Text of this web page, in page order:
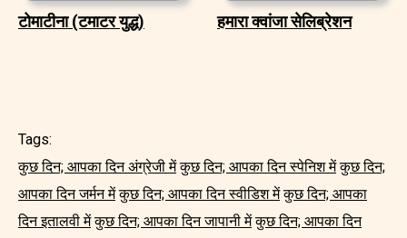
टोमाटीना (टमाटर युद्ध) हमारा क्वांजा सेलिब्रेशन
Tags:
कुछ दिन; आपका दिन अंग्रेजी में कुछ दिन; आपका दिन स्पेनिश में कुछ दिन;
आपका दिन जर्मन में कुछ दिन; आपका दिन स्वीडिश में कुछ दिन; आपका
दिन इतालवी में कुछ दिन; आपका दिन जापानी में कुछ दिन; आपका दिन